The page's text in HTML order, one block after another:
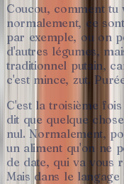
Coucou, comment tu
normalement, ce sont
par exemple, ou on
d'autres légumes,
traditionnel putain,
c'est mince, zut.
C'est la troisième fois
dit que quelque chose
nul. Normalement,
un aliment qu'on ne
de date, qui va vous
Mais dans le langage